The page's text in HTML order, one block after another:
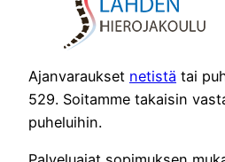
Ajanvaraukset netistä tai
529. Soitamme takaisin
puheluihin.